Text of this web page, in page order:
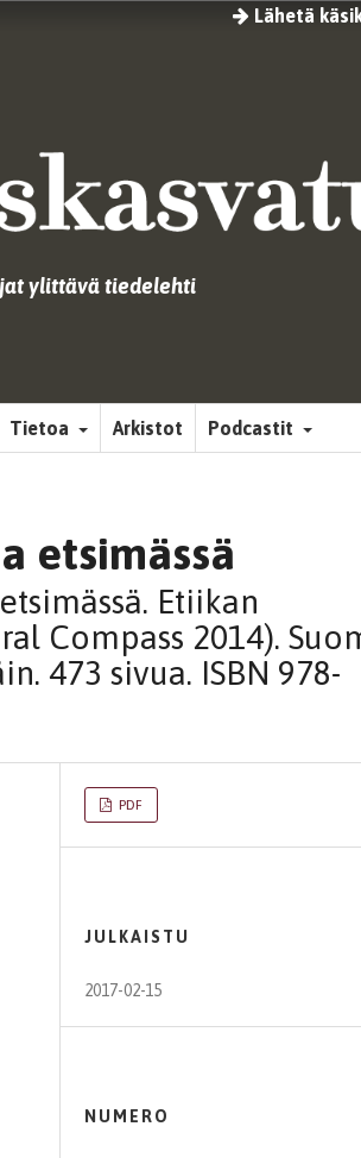
Lähetä
ylittävä tiedelehti
Tietoa Arkistot Podcastit
etsimässä
Etiikan
Compass 2014).
473 sivua. ISBN 978-
PDF
JULKAISTU
2017-02-15
NUMERO